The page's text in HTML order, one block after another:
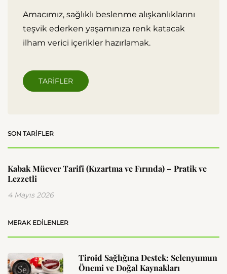
Amacımız, sağlıklı beslenme alışkanlıklarını
teşvik ederken yaşamınıza renk katacak
ilham verici içerikler hazırlamak.
TARIFLER
SON TARIFLER
Kabak Mücver Tarifi (Kızartma ve Fırında) – Pratik ve
Lezzetli
4 Mayıs 2026
MERAK EDILENLER
Tiroid Sağlığına Destek: Selenyumun
Önemi ve Doğal Kaynakları